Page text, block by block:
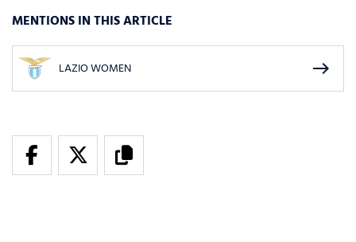
MENTIONS IN THIS ARTICLE
LAZIO WOMEN east